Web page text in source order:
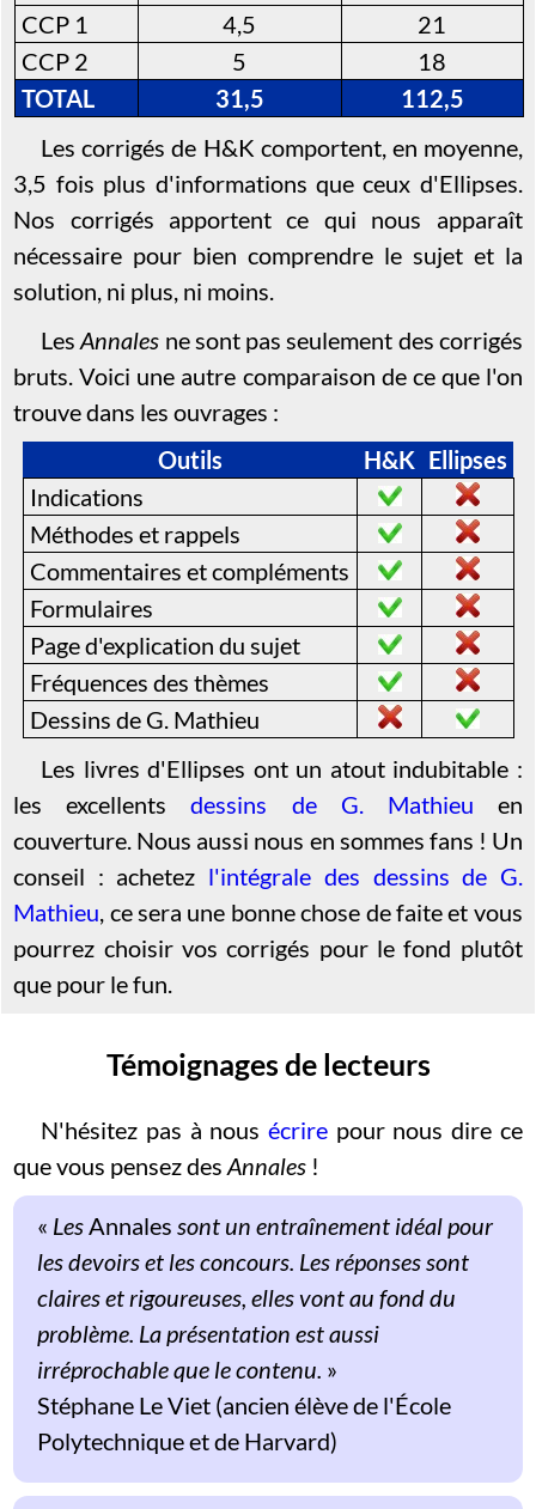
CCP 1
4,5
21
CCP 2
5
18
TOTAL
31,5
112,5
Les corrigés de H&K comportent, en moyenne,
3,5 fois plus d'informations que ceux d'Ellipses.
Nos corrigés apportent ce qui nous apparaît
nécessaire pour bien comprendre le sujet et la
solution, ni plus, ni moins.
LesAnnales ne sont pas seulement des corrigés
bruts. Voici une autre comparaison de ce que l'on
trouve dans les ouvrages :
Outils
H&K Ellipses
Indications
Méthodes et rappels
Commentaires et compléments
Formulaires
Page d'explication du sujet
Fréquences des thèmes
Dessins de G. Mathieu
Les livres d'Ellipses ont un atout indubitable :
les excellentsdessins de G. Mathieu en
couverture. Nous aussi nous en sommes fans ! Un
conseil : achetez l'intégrale des dessins de G.
Mathieu, ce sera une bonne chose de faite et vous
pourrez choisir vos corrigés pour le fond plutôt
que pour le fun.
Témoignages de lecteurs
N'hésitez pas à nous écrire pour nous dire ce
que vous pensez desAnnales !
« LesAnnales sont un entraînement idéal pour
les devoirs et les concours. Les réponses sont
claires et rigoureuses, elles vont au fond du
problème. La présentation est aussi
irréprochable que le contenu. »
Stéphane Le Viet (ancien élève de l'École
Polytechnique et de Harvard)